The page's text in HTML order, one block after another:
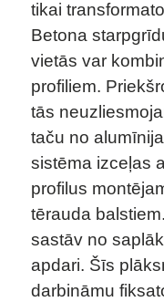
tikai
Betona
vietās var
profiliem.
tās
taču no
sistēma izceļas
profilus
tērauda
sastāv no
apdari. Šīs
darbināmu